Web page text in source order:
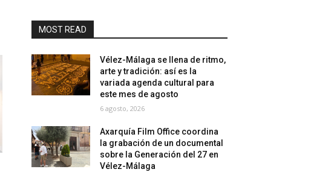
MOST READ
Vélez-Málaga se llena de ritmo,
arte y tradición: así es la
variada agenda cultural para
este mes de agosto
6 agosto, 2026
Axarquía Film Office coordina
la grabación de un documental
sobre la Generación del 27 en
Vélez-Málaga